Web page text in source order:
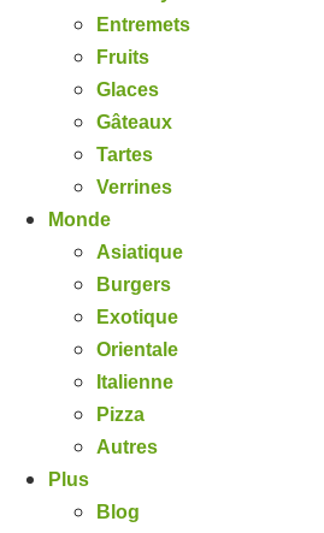
Entremets
Fruits
Glaces
Gâteaux
Tartes
Verrines
Monde
Asiatique
Burgers
Exotique
Orientale
Italienne
Pizza
Autres
Plus
Blog